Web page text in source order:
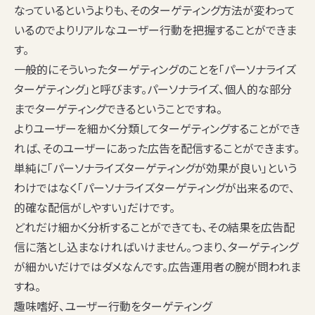
なっているというよりも、そのターゲティング方法が変わって
いるのでよりリアルなユーザー行動を把握することができま
す。
一般的にそういったターゲティングのことを「パーソナライズ
ターゲティング」と呼びます。パーソナライズ、個人的な部分
までターゲティングできるということですね。
よりユーザーを細かく分類してターゲティングすることができ
れば、そのユーザーにあった広告を配信することができます。
単純に「パーソナライズターゲティングが効果が良い」という
わけではなく「パーソナライズターゲティングが出来るので、
的確な配信がしやすい」だけです。
どれだけ細かく分析することができても、その結果を広告配
信に落とし込まなければいけません。つまり、ターゲティング
が細かいだけではダメなんです。広告運用者の腕が問われま
すね。
趣味嗜好、ユーザー行動をターゲティング